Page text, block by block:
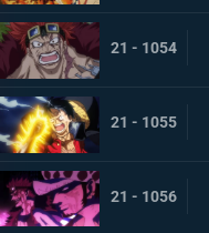
21 - 1054
21 - 1055
21 - 1056